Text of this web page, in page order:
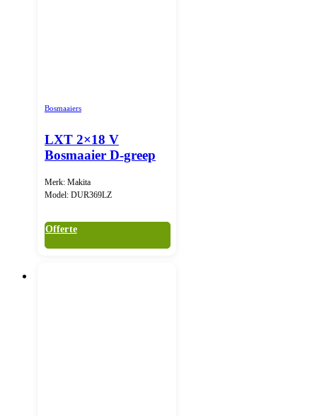
Bosmaaiers
LXT 2×18 V
Bosmaaier D-greep
Merk: Makita
Model: DUR369LZ
Offerte